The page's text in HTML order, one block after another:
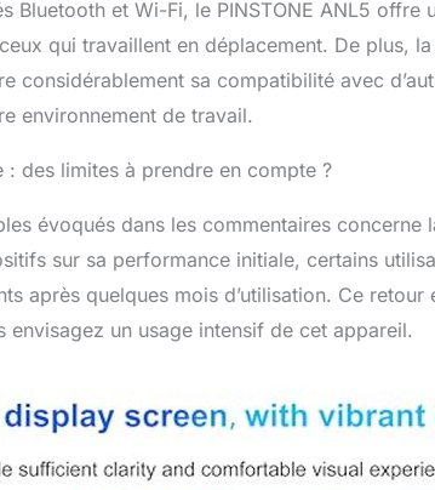
Bluetooth et Wi-Fi, le PINSTONE ANL5
qui travaillent en déplacement. De plus,
considérablement sa compatibilité avec
environnement de travail.
: des limites à prendre en compte ?
évoqués dans les commentaires
sur sa performance initiale, certains
après quelques mois d’utilisation. Ce
envisagez un usage intensif de cet appareil.